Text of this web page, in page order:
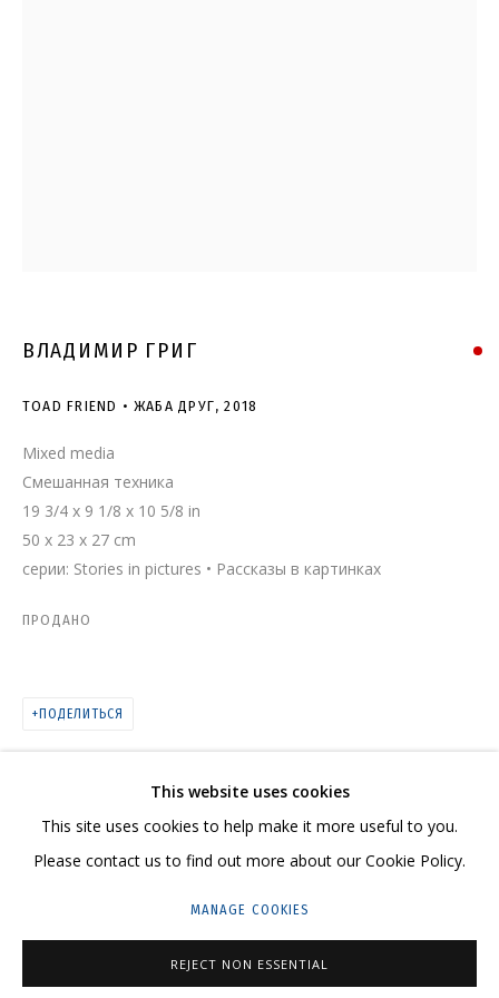
КАТАЛОГ
КРАСНОГОРСКИЙ ГОРОДСКОЙ ОКРУГ,
This website uses cookies
This site uses cookies to help make it more useful to you.
Please contact us to find out more about our Cookie Policy.
MANAGE COOKIES
REJECT NON ESSENTIAL
ВЛАДИМИР ГРИГ
TOAD FRIEND • ЖАБА ДРУГ,2018
Mixed media
Смешанная техника
19 3/4 x 9 1/8 x 10 5/8 in
50 x 23 x 27 cm
серии: Stories in pictures • Рассказы в картинках
ПРОДАНО
ПОДЕЛИТЬСЯ